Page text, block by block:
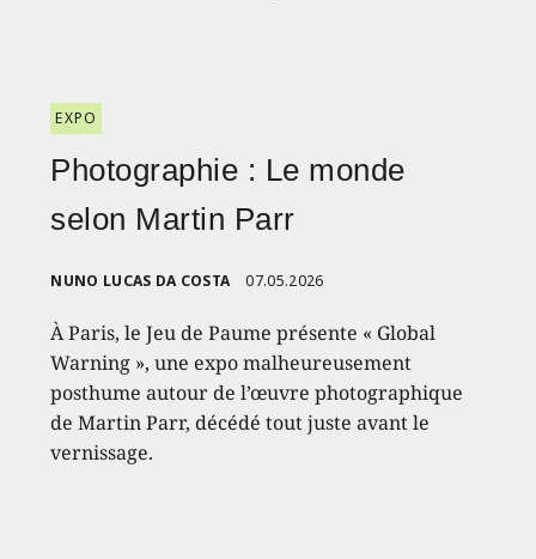
EXPO
Photographie : Le monde
selon Martin Parr
NUNO LUCAS DA COSTA 07.05.2026
À Paris, le Jeu de Paume présente « Global
Warning », une expo malheureusement
posthume autour de l’œuvre photographique
de Martin Parr, décédé tout juste avant le
vernissage.